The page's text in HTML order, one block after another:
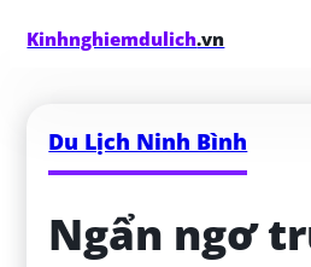
Kinhnghiemdulich.vn
Du Lịch Ninh Bình
Ngẩn ngơ